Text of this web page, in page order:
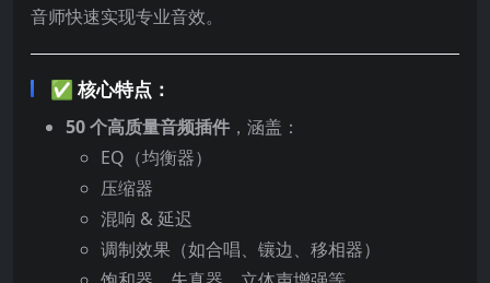
音师快速实现专业音效。
✅ 核心特点：
50 个高质量音频插件 ，涵盖：
EQ（均衡器）
压缩器
混响 & 延迟
调制效果（如合唱、镶边、移相器）